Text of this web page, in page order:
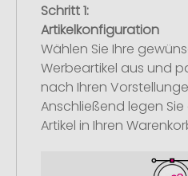
Schritt 1:
Artikelkonfiguration
Wählen Sie Ihre
Werbeartikel aus und
nach Ihren
Anschließend legen
Artikel in Ihren